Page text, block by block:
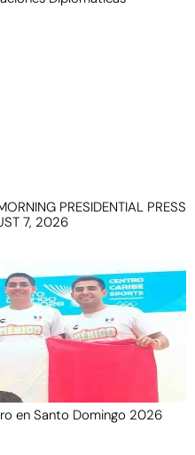
PRESIDENTIAL PRESS
7, 2026
en Santo Domingo 2026